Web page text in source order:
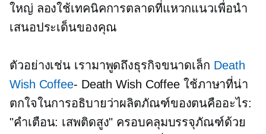
ใหญ่ ลองใช้เทคนิคการตลาดที่แหวกแนวเพื่อนำ
เสนอประเด็นของคุณ
ตัวอย่างเช่น เรามาพูดถึงธุรกิจขนาดเล็ก Death
Wish Coffee- Death Wish Coffee ใช้ภาษาที่น่า
ตกใจในการอธิบายว่าผลิตภัณฑ์ของตนคืออะไร:
"คำเตือน: เสพติดสูง" ครอบคลุมบรรจุภัณฑ์ด้วย